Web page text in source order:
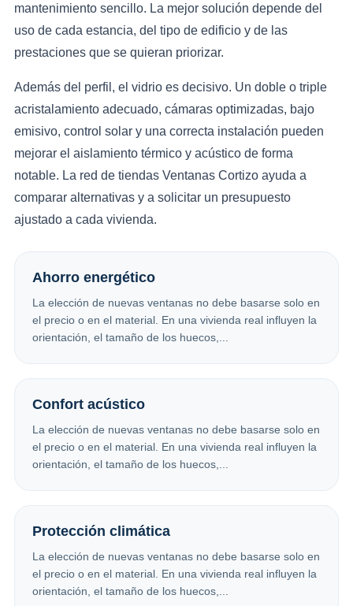
mantenimiento sencillo. La mejor solución depende del
uso de cada estancia, del tipo de edificio y de las
prestaciones que se quieran priorizar.
Además del perfil, el vidrio es decisivo. Un doble o triple
acristalamiento adecuado, cámaras optimizadas, bajo
emisivo, control solar y una correcta instalación pueden
mejorar el aislamiento térmico y acústico de forma
notable. La red de tiendas Ventanas Cortizo ayuda a
comparar alternativas y a solicitar un presupuesto
ajustado a cada vivienda.
Ahorro energético
La elección de nuevas ventanas no debe basarse solo en
el precio o en el material. En una vivienda real influyen la
orientación, el tamaño de los huecos,...
Confort acústico
La elección de nuevas ventanas no debe basarse solo en
el precio o en el material. En una vivienda real influyen la
orientación, el tamaño de los huecos,...
Protección climática
La elección de nuevas ventanas no debe basarse solo en
el precio o en el material. En una vivienda real influyen la
orientación, el tamaño de los huecos,...